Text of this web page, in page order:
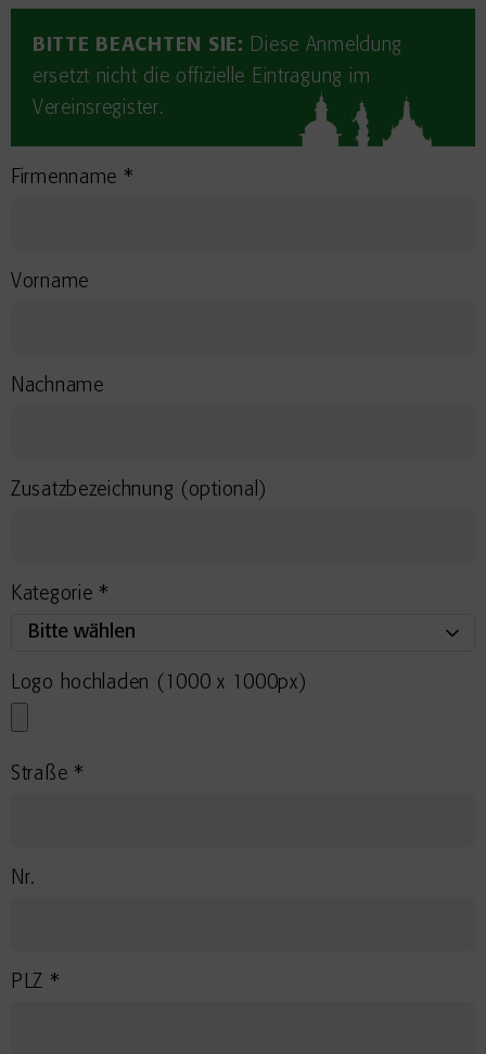
BITTE BEACHTEN SIE: Diese Anmeldung
ersetzt nicht die offizielle Eintragung im
Vereinsregister.
Firmenname *
Vorname
Nachname
Zusatzbezeichnung (optional)
Kategorie *
Logo hochladen (1000 x 1000px)
Straße *
Nr.
PLZ *